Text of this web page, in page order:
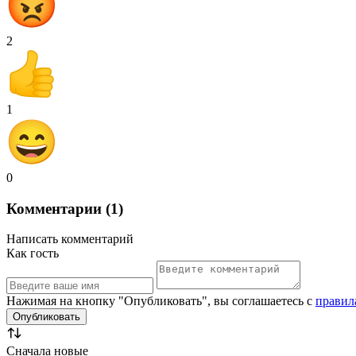
2
1
0
Комментарии (1)
Написать комментарий
Как гость
Нажимая на кнопку "Опубликовать", вы соглашаетесь с
Сначала новые